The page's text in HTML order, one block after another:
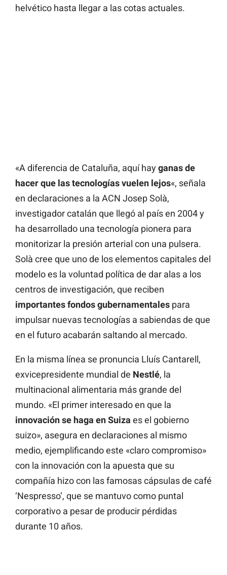
helvético hasta llegar a las cotas actuales.
«A diferencia de Cataluña, aquí hay ganas de
hacer que las tecnologías vuelen lejos«, señala
en declaraciones a la ACN Josep Solà,
investigador catalán que llegó al país en 2004 y
ha desarrollado una tecnología pionera para
monitorizar la presión arterial con una pulsera.
Solà cree que uno de los elementos capitales del
modelo es la voluntad política de dar alas a los
centros de investigación, que reciben
importantes fondos gubernamentales para
impulsar nuevas tecnologías a sabiendas de que
en el futuro acabarán saltando al mercado.
En la misma línea se pronuncia Lluís Cantarell,
exvicepresidente mundial de Nestlé, la
multinacional alimentaria más grande del
mundo. «El primer interesado en que la
innovación se haga en Suiza es el gobierno
suizo», asegura en declaraciones al mismo
medio, ejemplificando este «claro compromiso»
con la innovación con la apuesta que su
compañía hizo con las famosas cápsulas de café
‘Nespresso’, que se mantuvo como puntal
corporativo a pesar de producir pérdidas
durante 10 años.